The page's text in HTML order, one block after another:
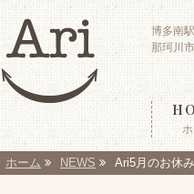
博多南
那珂川
ホーム NEWS Ari5月のお休